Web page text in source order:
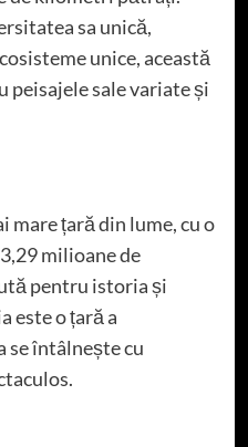
sa unică,
unice, această
peisajele sale variate și
mare țară din lume, cu o
milioane de
pentru istoria și
este o țară a
se întâlnește cu